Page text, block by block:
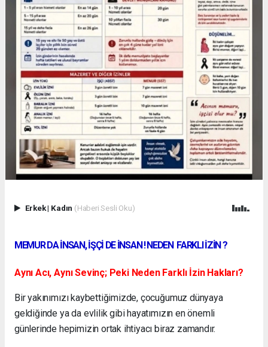
Erkek| Kadın (Haberi Sesli Oku)
MEMUR DA İNSAN, İŞÇİ DE İNSAN ! NEDEN FARKLI İZİN ?
Aynı Acı, Aynı Sevinç; Peki Neden Farklı İzin Hakları?
Bir yakınımızı kaybettiğimizde, çocuğumuz dünyaya
geldiğinde ya da evlilik gibi hayatımızın en önemli
günlerinde hepimizin ortak ihtiyacı biraz zamandır.